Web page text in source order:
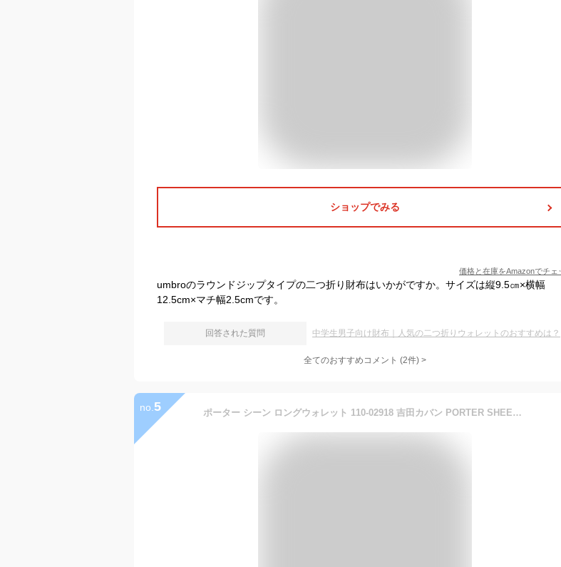
ショップでみる
価格と在庫をAmazonでチェ
umbroのラウンドジップタイプの二つ折り財布はいかがですか。サイズは縦9.5㎝×横幅
12.5cm×マチ幅2.5cmです。
回答された質問 中学生男子向け財布｜人気の二つ折りウォレットのおすすめは？
全てのおすすめコメント (2件) >
no. 5 ポーター シーン ロングウォレット 110-02918 吉田カバン PORTER SHEEN LONG WALLET 長財布 財布 メンズ 本革 薄い ブランド シンプル かぶせ 黒 レディース フラップタイプ ファスナー 小銭入れあり 日本製